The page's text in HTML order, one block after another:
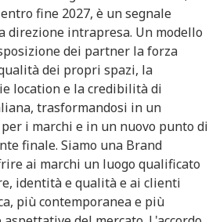
fine 2027, è un segnale
direzione intrapresa. Un modello
dei partner la forza
dei propri spazi, la
location e la credibilità di
trasformandosi in un
i marchi e in un nuovo punto di
finale. Siamo una Brand
ai marchi un luogo qualificato
identità e qualità e ai clienti
più contemporanea e più